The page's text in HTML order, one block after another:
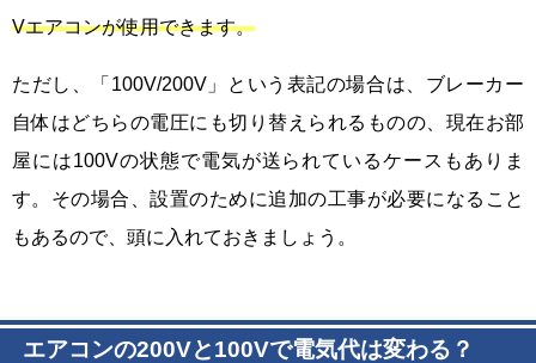
Vエアコンが使用できます。
ただし、「100V/200V」という表記の場合は、ブレーカー
自体はどちらの電圧にも切り替えられるものの、現在お部
屋には100Vの状態で電気が送られているケースもありま
す。その場合、設置のために追加の工事が必要になること
もあるので、頭に入れておきましょう。
エアコンの200Vと100Vで電気代は変わる？